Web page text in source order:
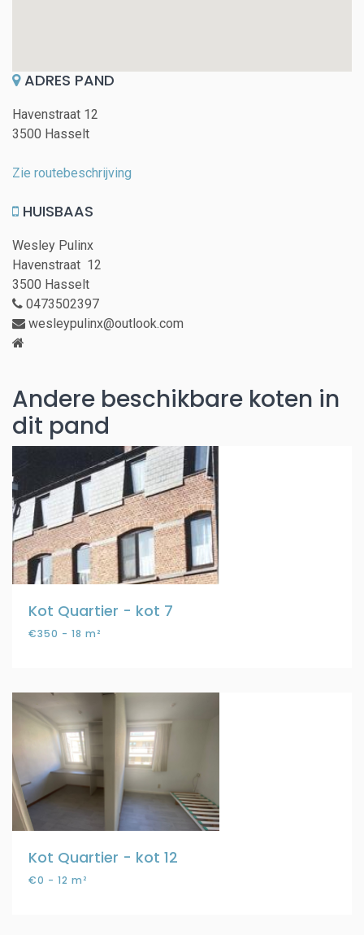
ADRES PAND
Havenstraat 12
3500 Hasselt
Zie routebeschrijving
HUISBAAS
Wesley Pulinx
Havenstraat 12
3500 Hasselt
0473502397
wesleypulinx@outlook.com
Andere beschikbare koten in
dit pand
Kot Quartier - kot 7
€350 - 18 m²
Kot Quartier - kot 12
€0 - 12 m²